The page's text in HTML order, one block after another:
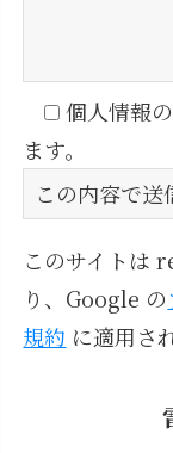
個人情報
ます。
このサイトは
り、Google の
規約 に適用さ